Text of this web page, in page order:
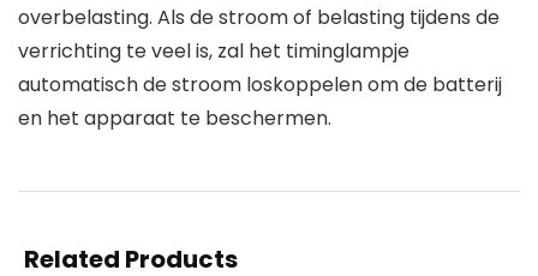
overbelasting. Als de stroom of belasting tijdens de
verrichting te veel is, zal het timinglampje
automatisch de stroom loskoppelen om de batterij
en het apparaat te beschermen.
Related Products